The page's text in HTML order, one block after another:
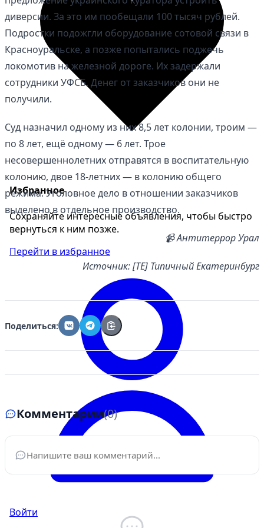
Избранное
Сохраняйте интересные объявления, чтобы быстро
вернуться к ним позже.
Перейти в избранное
Войти
диверсии. За это им пообещали 100 тысяч рублей.
Подростки подожгли оборудование сотовой связи в
Красноуральске, а позже попытались поджечь
локомотив на железной дороге. Их задержали
сотрудники УФСБ. Денег от заказчиков они не
получили.
Суд назначил одному из них 8,5 лет колонии, троим —
по 8 лет, ещё одному — 6 лет. Трое
несовершеннолетних отправятся в воспитательную
колонию, двое 18-летних — в колонию общего
режима. Уголовное дело в отношении заказчиков
выделено в отдельное производство.
📹 Антитеррор Урал
Источник: [ТЕ] Типичный Екатеринбург
Поделиться:
Комментарии(0)
Ваше имя*